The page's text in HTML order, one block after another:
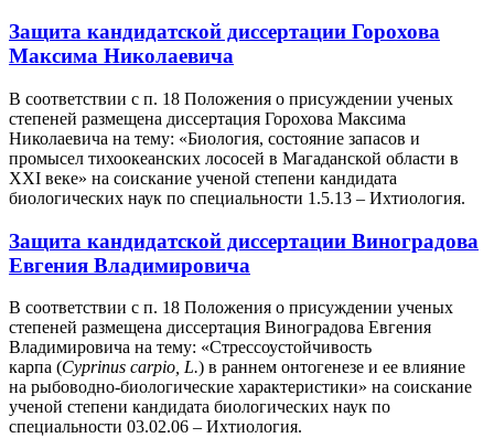
Защита кандидатской диссертации Горохова
Максима Николаевича
В соответствии с п. 18 Положения о присуждении ученых
степеней размещена диссертация Горохова Максима
Николаевича на тему: «Биология, состояние запасов и
промысел тихоокеанских лососей в Магаданской области в
XXI веке» на соискание ученой степени кандидата
биологических наук по специальности 1.5.13 – Ихтиология.
Защита кандидатской диссертации Виноградова
Евгения Владимировича
В соответствии с п. 18 Положения о присуждении ученых
степеней размещена диссертация Виноградова Евгения
Владимировича на тему: «Стрессоустойчивость
карпа (Cyprinus carpio, L.) в раннем онтогенезе и ее влияние
на рыбоводно-биологические характеристики» на соискание
ученой степени кандидата биологических наук по
специальности 03.02.06 – Ихтиология.